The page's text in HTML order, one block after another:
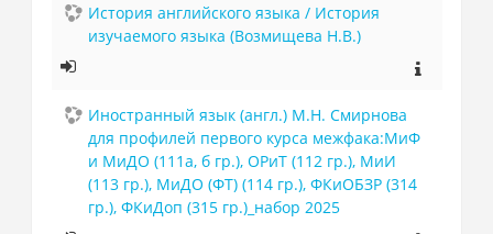
История английского языка / История
изучаемого языка (Возмищева Н.В.)
Иностранный язык (англ.) М.Н. Смирнова
для профилей первого курса межфака:МиФ
и МиДО (111а, б гр.), ОРиТ (112 гр.), МиИ
(113 гр.), МиДО (ФТ) (114 гр.), ФКиОБЗР (314
гр.), ФКиДоп (315 гр.)_набор 2025